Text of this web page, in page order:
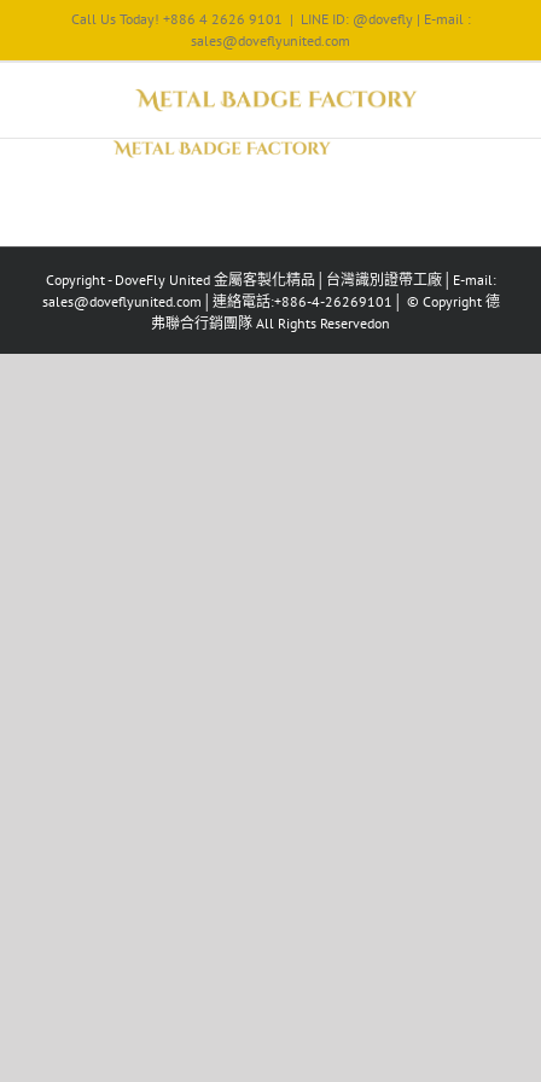
Call Us Today! +886 4 2626 9101 | LINE ID: @dovefly | E-mail :
sales@doveflyunited.com
Copyright - DoveFly United 金屬客製化精品│台灣識別證帶工廠│E-mail:
sales@doveflyunited.com│連絡電話:+886-4-26269101│ © Copyright 德
弗聯合行銷團隊 All Rights Reservedon